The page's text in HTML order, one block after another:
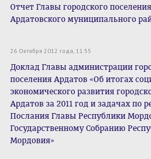
Отчет Главы городского
Ардатовского муниципального
26 Октября 2012 года, 11:55
Доклад Главы администрации
поселения Ардатов «Об итогах
экономического развития
Ардатов за 2011 год и задачах по
Послания Главы Республики
Государственному Собранию
Мордовия»